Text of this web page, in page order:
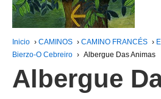
Inicio › CAMINOS › CAMINO FRANCÉS ›
Bierzo-O Cebreiro › Albergue Das Animas
Albergue